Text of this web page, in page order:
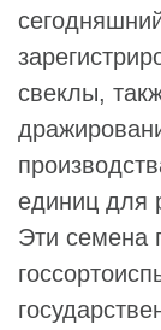
свеклы,
единиц для
Эти семена